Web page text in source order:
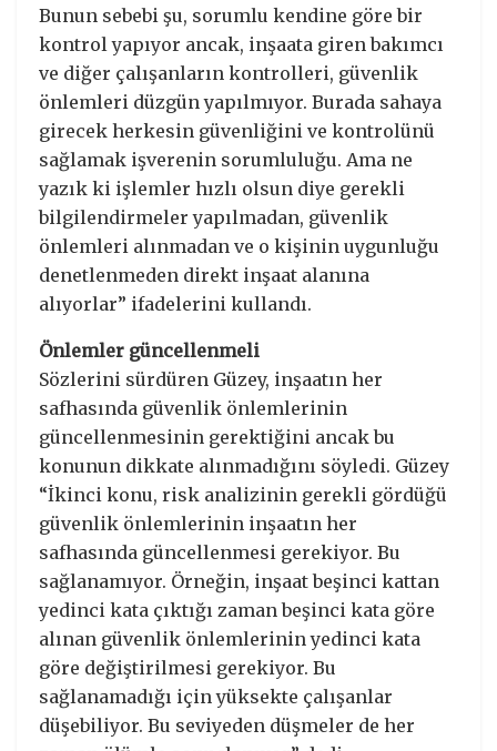
Bunun sebebi şu, sorumlu kendine göre bir
kontrol yapıyor ancak, inşaata giren bakımcı
ve diğer çalışanların kontrolleri, güvenlik
önlemleri düzgün yapılmıyor. Burada sahaya
girecek herkesin güvenliğini ve kontrolünü
sağlamak işverenin sorumluluğu. Ama ne
yazık ki işlemler hızlı olsun diye gerekli
bilgilendirmeler yapılmadan, güvenlik
önlemleri alınmadan ve o kişinin uygunluğu
denetlenmeden direkt inşaat alanına
alıyorlar” ifadelerini kullandı.
Önlemler güncellenmeli
Sözlerini sürdüren Güzey, inşaatın her
safhasında güvenlik önlemlerinin
güncellenmesinin gerektiğini ancak bu
konunun dikkate alınmadığını söyledi. Güzey
“İkinci konu, risk analizinin gerekli gördüğü
güvenlik önlemlerinin inşaatın her
safhasında güncellenmesi gerekiyor. Bu
sağlanamıyor. Örneğin, inşaat beşinci kattan
yedinci kata çıktığı zaman beşinci kata göre
alınan güvenlik önlemlerinin yedinci kata
göre değiştirilmesi gerekiyor. Bu
sağlanamadığı için yüksekte çalışanlar
düşebiliyor. Bu seviyeden düşmeler de her